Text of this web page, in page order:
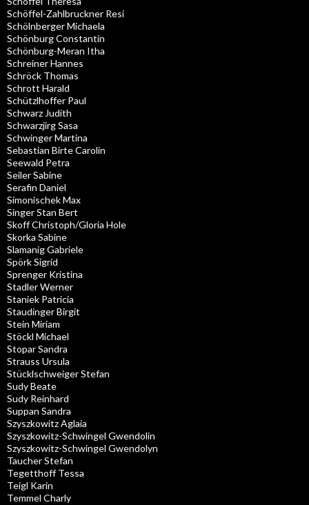
Schöffel-Zahlbruckner Resi
Schölnberger Michaela
Schönburg Constantin
Schönburg-Meran Itha
Schreiner Hannes
Schröck Thomas
Schrott Harald
Schützlhoffer Paul
Schwarz Judith
Schwarzjirg Sasa
Schwinger Martina
Sebastian Birte Carolin
Seewald Petra
Seiler Sabine
Serafin Daniel
Simonischek Max
Singer Stan Bert
Skoff Christoph/Gloria Hole
Skorka Sabine
Slamanig Gabriele
Spörk Sigrid
Sprenger Kristina
Stadler Werner
Staniek Patricia
Staudinger Birgit
Stein Miriam
Stöckl Michael
Stopar Sandra
Strauss Ursula
Stücklschweiger Stefan
Sudy Beate
Sudy Reinhard
Suppan Sandra
Szyszkowitz Aglaia
Szyszkowitz-Schwingel Gwendolin
Szyszkowitz-Schwingel Gwendolyn
Taucher Stefan
Tegetthoff Tessa
Teigl Karin
Temmel Charly